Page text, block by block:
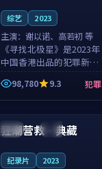
综艺 2023
主演： 谢以诺、高若初 等
《寻找北极星》是2023年
中国香港出品的犯罪新
作，主创团队希望用公路
冒险的故事让观众停下来
想一想。谢以诺领衔，高
柯的叙事节...
98,780 9.3 犯罪
日本 杜比
99:10
狂潮营救·典藏
纪录片 2023